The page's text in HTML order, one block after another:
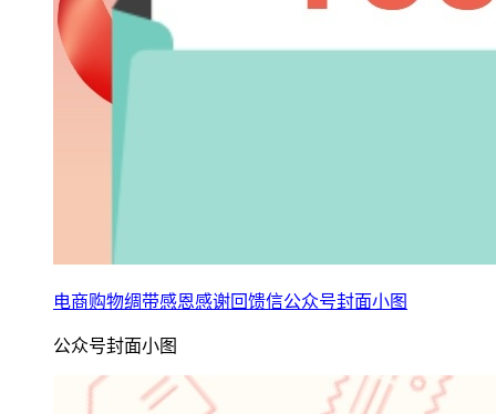
电商购物绸带感恩感谢回馈信公众号封面小图
公众号封面小图